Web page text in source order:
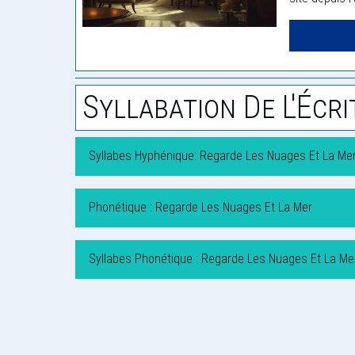
Syllabation De
Syllabes Hyphénique: Regarde Les Nuages Et La
Phonétique : Regarde Les Nuages Et La Mer
Syllabes Phonétique : Regarde Les Nuages Et La